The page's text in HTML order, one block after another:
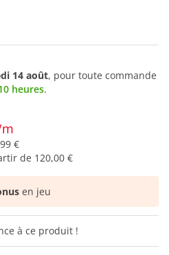
14 août, pour toute commande
heures.
€
de 120,00 €
en jeu
à ce produit !